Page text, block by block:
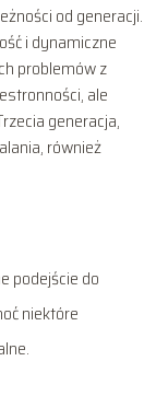
od generacji.
i dynamiczne
problemów z
ale
generacja,
również
podejście do
niektóre